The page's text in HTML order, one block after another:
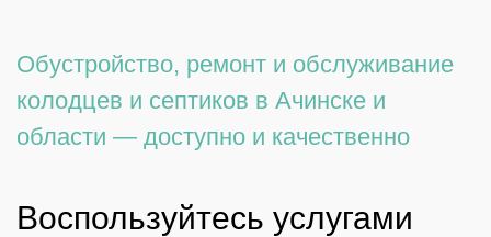
Обустройство, ремонт и обслуживание
колодцев и септиков в Ачинске и
области — доступно и качественно
Воспользуйтесь услугами